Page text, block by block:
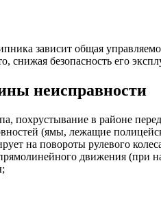
зависит общая
снижая безопасность его
неисправности
похрустывание в районе
(ямы, лежащие
на повороты рулевого
движения (при